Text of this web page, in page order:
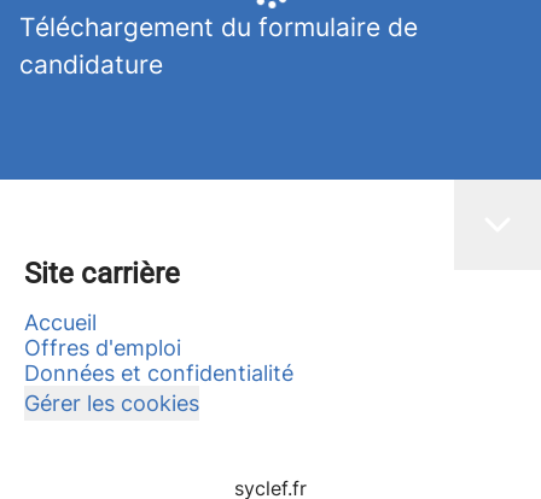
Téléchargement du formulaire de
candidature
Site carrière
Accueil
Offres d'emploi
Données et confidentialité
Gérer les cookies
syclef.fr